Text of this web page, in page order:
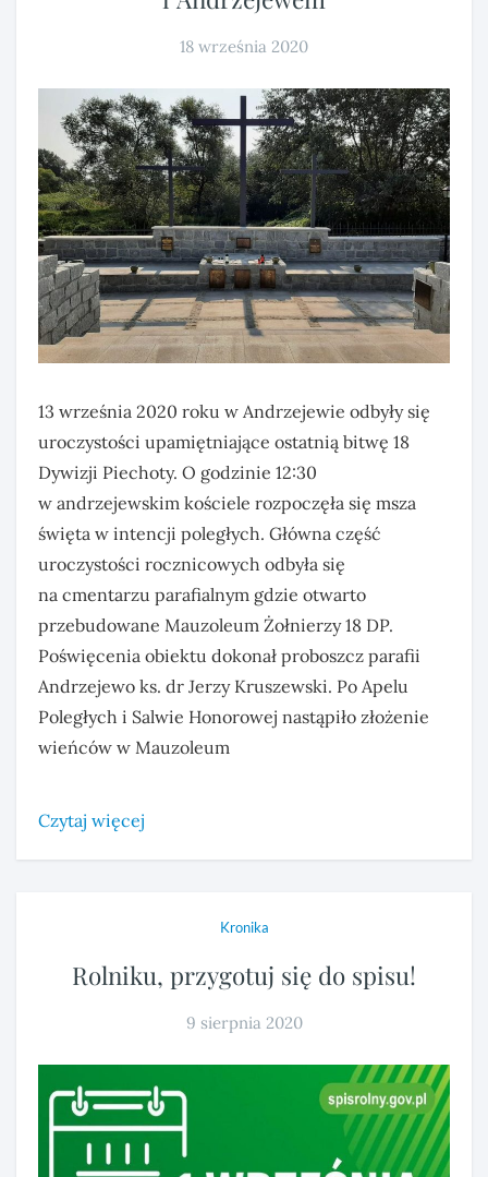
18 września 2020
13 września 2020 roku w Andrzejewie odbyły się
uroczystości upamiętniające ostatnią bitwę 18
Dywizji Piechoty. O godzinie 12:30
w andrzejewskim kościele rozpoczęła się msza
święta w intencji poległych. Główna część
uroczystości rocznicowych odbyła się
na cmentarzu parafialnym gdzie otwarto
przebudowane Mauzoleum Żołnierzy 18 DP.
Poświęcenia obiektu dokonał proboszcz parafii
Andrzejewo ks. dr Jerzy Kruszewski. Po Apelu
Poległych i Salwie Honorowej nastąpiło złożenie
wieńców w Mauzoleum
Czytaj więcej
Kronika
Rolniku, przygotuj się do spisu!
9 sierpnia 2020